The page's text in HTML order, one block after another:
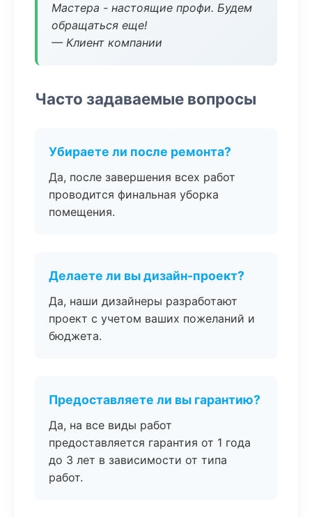
Мастера - настоящие профи. Будем
обращаться еще!
— Клиент компании
Часто задаваемые вопросы
Убираете ли после ремонта?
Да, после завершения всех работ
проводится финальная уборка
помещения.
Делаете ли вы дизайн-проект?
Да, наши дизайнеры разработают
проект с учетом ваших пожеланий и
бюджета.
Предоставляете ли вы гарантию?
Да, на все виды работ
предоставляется гарантия от 1 года
до 3 лет в зависимости от типа
работ.